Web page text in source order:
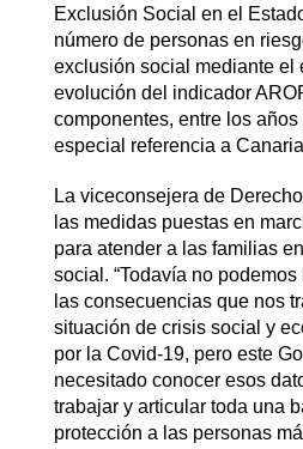
Exclusión Social en el
número de personas en
exclusión social mediante el
evolución del indicador
componentes, entre los
especial referencia a
La viceconsejera de
las medidas puestas en
para atender a las familias
social. “Todavía no
las consecuencias que nos
situación de crisis social y
por la Covid-19, pero este
necesitado conocer esos
trabajar y articular toda una
protección a las personas